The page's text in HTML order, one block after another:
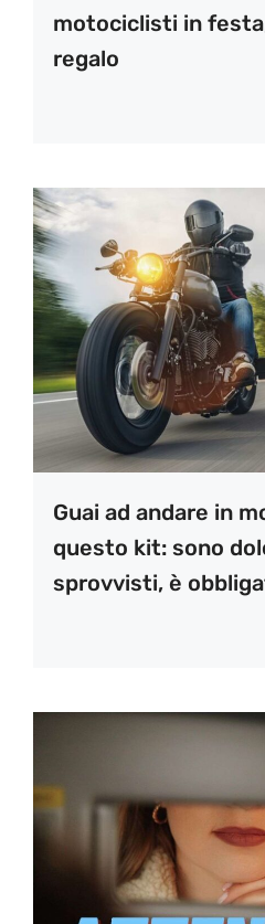
motociclisti in
regalo
Guai ad andare in
questo kit: sono
sprovvisti, è